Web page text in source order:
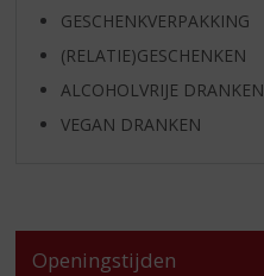
GESCHENKVERPAKKING
(RELATIE)GESCHENKEN
ALCOHOLVRIJE DRANKEN
VEGAN DRANKEN
Openingstijden